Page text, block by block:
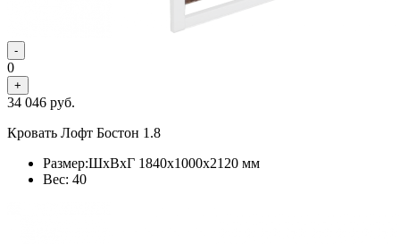
-
0
+
34 046 руб.
Кровать Лофт Бостон 1.8
Размер:ШхВхГ 1840x1000x2120 мм
Вес: 40